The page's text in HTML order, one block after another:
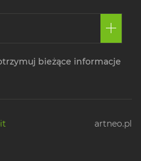
bieżące informacje
artneo.pl